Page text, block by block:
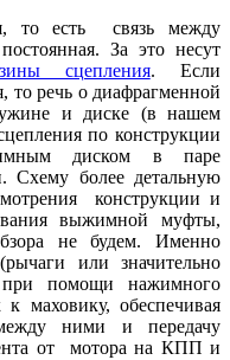
то есть связь между
За это несут
сцепления. Если
то речь о диафрагменной
и диске (в нашем
по конструкции
диском в паре
Схему более детальную
конструкции и
выжимной муфты,
не будем. Именно
или значительно
помощи нажимного
маховику, обеспечивая
ними и передачу
от мотора на КПП и